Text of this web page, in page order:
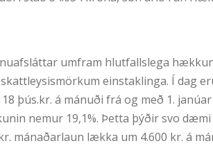
umfram hlutfallslega
einstaklinga. Í dag
þús.kr. á mánuði frá og með 1.
nemur 19,1%. Þetta þýðir svo
mánaðarlaun lækka um 4.600 kr. á